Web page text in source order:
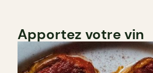
Apportez votre vin